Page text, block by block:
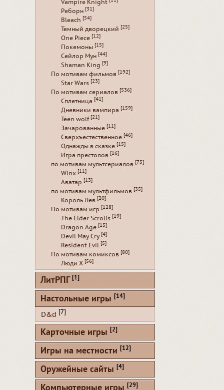
Vampire Knight
Реборн [31]
Bleach [54]
Темный дворецкий [25]
One Piece [12]
Покемоны [15]
Сейлор Мун [44]
Shaman King [9]
По мотивам фильмов [192]
Star Wars [23]
По мотивам сериалов [536]
Сплетница [41]
Дневники вампира [159]
Teen wolf [21]
Зачарованные [11]
Сверхъестественное [46]
Однажды в сказке [15]
Игра престолов [16]
по мотивам мультсериалов [75]
Winx [11]
Аватар [13]
по мотивам мультфильмов [35]
Король Лев [20]
По мотивам игр [128]
The Elder Scrolls [19]
Dragon Age [15]
Devil May Cry [4]
Resident Evil [5]
По мотивам комиксов [80]
Люди Х [56]
ЛитРПГ [1]
Настольные игры [14]
D&d [7]
Карточные игры [2]
Игры на местности [12]
Оружейные сайты [4]
[29]